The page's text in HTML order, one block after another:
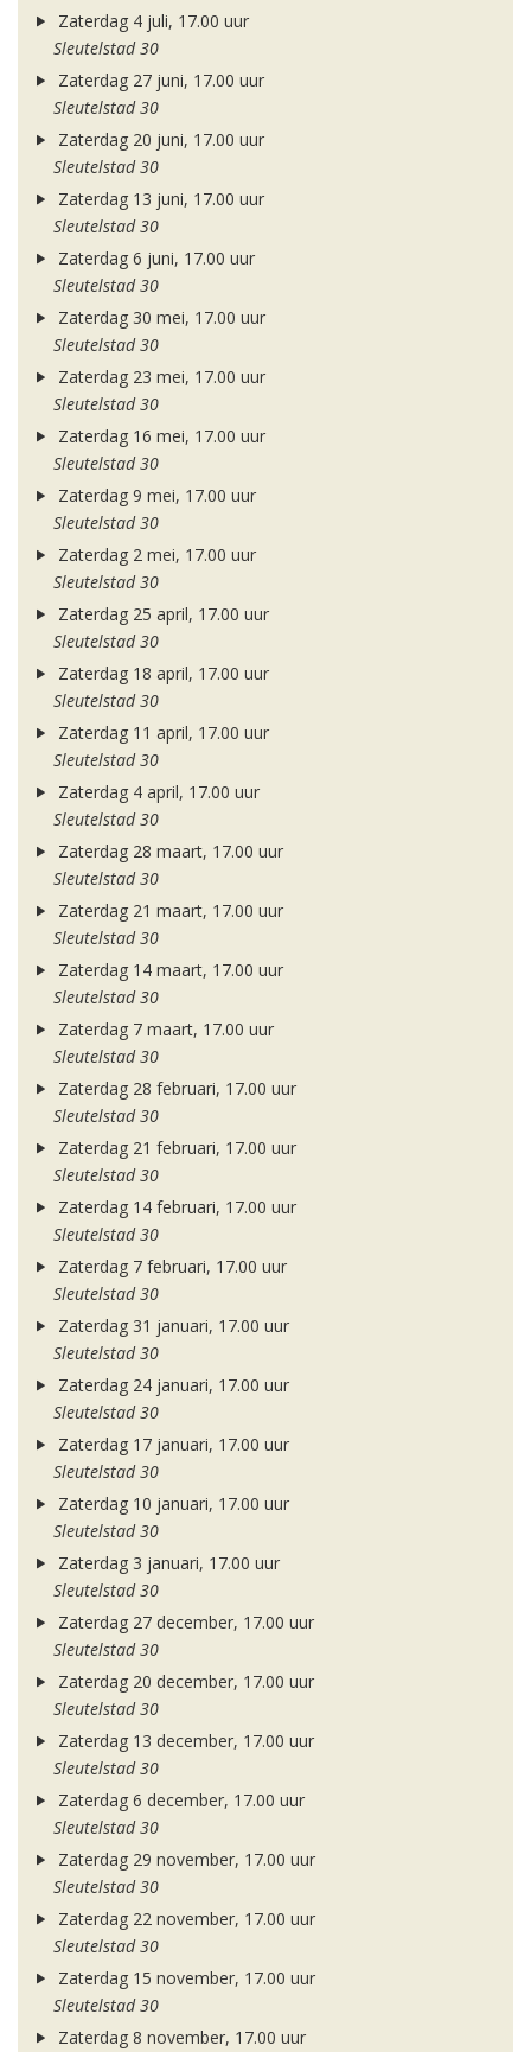
Zaterdag 4 juli, 17.00 uur
Sleutelstad 30
Zaterdag 27 juni, 17.00 uur
Sleutelstad 30
Zaterdag 20 juni, 17.00 uur
Sleutelstad 30
Zaterdag 13 juni, 17.00 uur
Sleutelstad 30
Zaterdag 6 juni, 17.00 uur
Sleutelstad 30
Zaterdag 30 mei, 17.00 uur
Sleutelstad 30
Zaterdag 23 mei, 17.00 uur
Sleutelstad 30
Zaterdag 16 mei, 17.00 uur
Sleutelstad 30
Zaterdag 9 mei, 17.00 uur
Sleutelstad 30
Zaterdag 2 mei, 17.00 uur
Sleutelstad 30
Zaterdag 25 april, 17.00 uur
Sleutelstad 30
Zaterdag 18 april, 17.00 uur
Sleutelstad 30
Zaterdag 11 april, 17.00 uur
Sleutelstad 30
Zaterdag 4 april, 17.00 uur
Sleutelstad 30
Zaterdag 28 maart, 17.00 uur
Sleutelstad 30
Zaterdag 21 maart, 17.00 uur
Sleutelstad 30
Zaterdag 14 maart, 17.00 uur
Sleutelstad 30
Zaterdag 7 maart, 17.00 uur
Sleutelstad 30
Zaterdag 28 februari, 17.00 uur
Sleutelstad 30
Zaterdag 21 februari, 17.00 uur
Sleutelstad 30
Zaterdag 14 februari, 17.00 uur
Sleutelstad 30
Zaterdag 7 februari, 17.00 uur
Sleutelstad 30
Zaterdag 31 januari, 17.00 uur
Sleutelstad 30
Zaterdag 24 januari, 17.00 uur
Sleutelstad 30
Zaterdag 17 januari, 17.00 uur
Sleutelstad 30
Zaterdag 10 januari, 17.00 uur
Sleutelstad 30
Zaterdag 3 januari, 17.00 uur
Sleutelstad 30
Zaterdag 27 december, 17.00 uur
Sleutelstad 30
Zaterdag 20 december, 17.00 uur
Sleutelstad 30
Zaterdag 13 december, 17.00 uur
Sleutelstad 30
Zaterdag 6 december, 17.00 uur
Sleutelstad 30
Zaterdag 29 november, 17.00 uur
Sleutelstad 30
Zaterdag 22 november, 17.00 uur
Sleutelstad 30
Zaterdag 15 november, 17.00 uur
Sleutelstad 30
Zaterdag 8 november, 17.00 uur